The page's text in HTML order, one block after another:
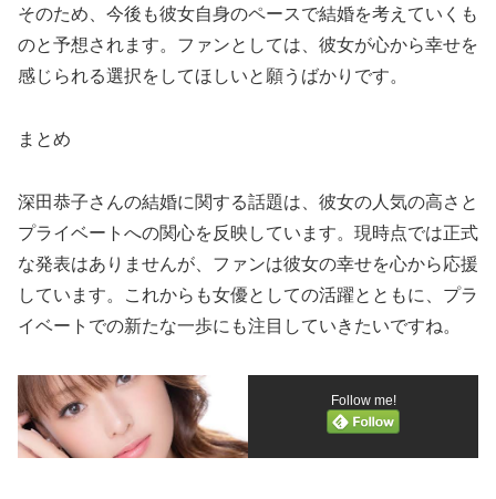
そのため、今後も彼女自身のペースで結婚を考えていくも
のと予想されます。ファンとしては、彼女が心から幸せを
感じられる選択をしてほしいと願うばかりです。
まとめ
深田恭子さんの結婚に関する話題は、彼女の人気の高さと
プライベートへの関心を反映しています。現時点では正式
な発表はありませんが、ファンは彼女の幸せを心から応援
しています。これからも女優としての活躍とともに、プラ
イベートでの新たな一歩にも注目していきたいですね。
Follow me!